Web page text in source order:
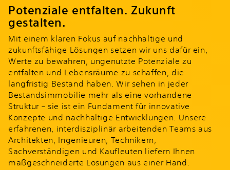
Potenziale entfalten. Zukunft
gestalten.
Mit einem klaren Fokus auf nachhaltige und
zukunftsfähige Lösungen setzen wir uns dafür ein,
Werte zu bewahren, ungenutzte Potenziale zu
entfalten und Lebensräume zu schaffen, die
langfristig Bestand haben. Wir sehen in jeder
Bestandsimmobilie mehr als eine vorhandene
Struktur – sie ist ein Fundament für innovative
Konzepte und nachhaltige Entwicklungen. Unsere
erfahrenen, interdisziplinär arbeitenden Teams aus
Architekten, Ingenieuren, Technikern,
Sachverständigen und Kaufleuten liefern Ihnen
maßgeschneiderte Lösungen aus einer Hand.